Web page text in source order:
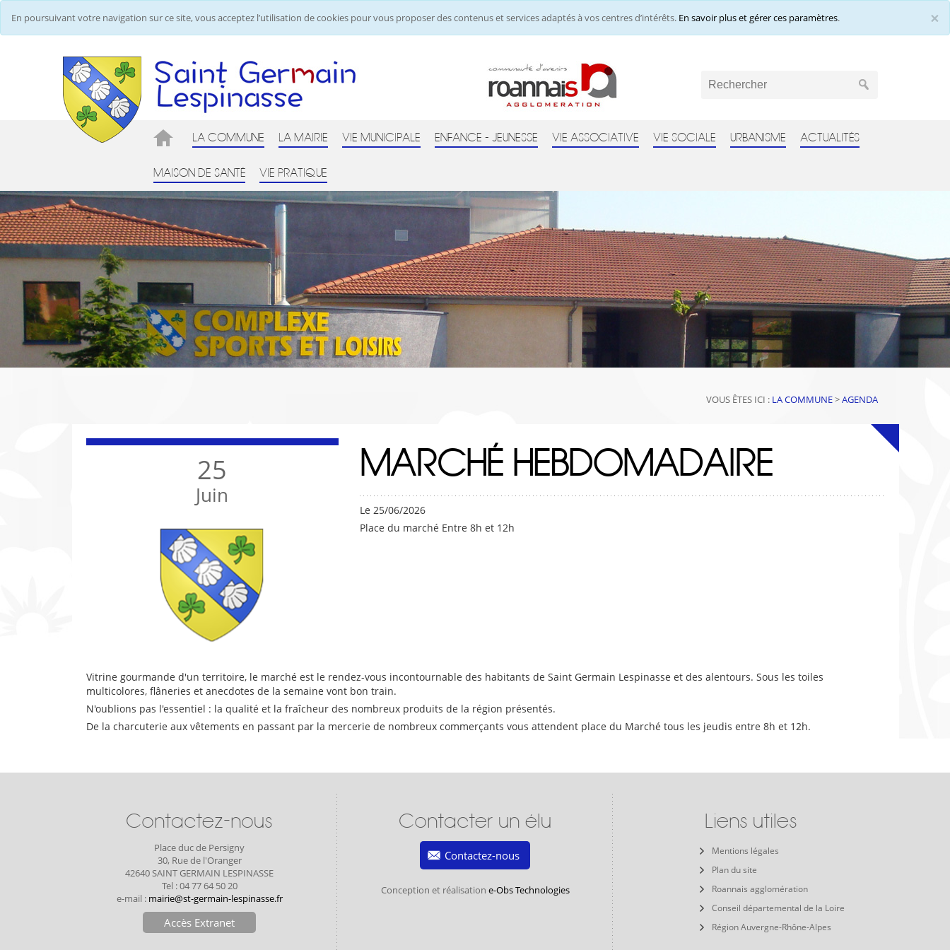
×
En poursuivant votre navigation sur ce site, vous acceptez l’utilisation de cookies pour vous proposer des contenus et services adaptés à vos centres d’intérêts. En savoir plus et gérer ces paramètres.
LA COMMUNE LA MAIRIE VIE MUNICIPALE ENFANCE - JEUNESSE VIE ASSOCIATIVE VIE SOCIALE URBANISME ACTUALITÉS
MAISON DE SANTÉ VIE PRATIQUE
VOUS ÊTES ICI : LA COMMUNE>AGENDA
25
Juin
MARCHÉ HEBDOMADAIRE
Le 25/06/2026
Place du marché Entre 8h et 12h
Vitrine gourmande d'un territoire, le marché est le rendez-vous incontournable des habitants de Saint Germain Lespinasse et des alentours. Sous les toiles
multicolores, flâneries et anecdotes de la semaine vont bon train.
N'oublions pas l'essentiel : la qualité et la fraîcheur des nombreux produits de la région présentés.
De la charcuterie aux vêtements en passant par la mercerie de nombreux commerçants vous attendent place du Marché tous les jeudis entre 8h et 12h.
Contactez-nous
Place duc de Persigny
30, Rue de l'Oranger
42640 SAINT GERMAIN LESPINASSE
Tel : 04 77 64 50 20
e-mail : mairie@st-germain-lespinasse.fr
Accès Extranet
Contacter un élu
Contactez-nous
Conception et réalisation e-Obs Technologies
Liens utiles
Mentions légales
Plan du site
Roannais agglomération
Conseil départemental de la Loire
Région Auvergne-Rhône-Alpes